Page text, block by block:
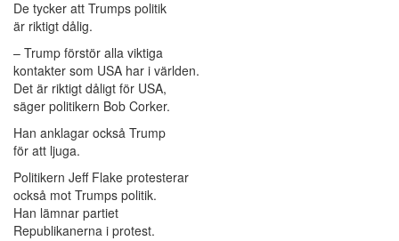
De tycker att Trumps politik
är riktigt dålig.
– Trump förstör alla viktiga
kontakter som USA har i världen.
Det är riktigt dåligt för USA,
säger politikern Bob Corker.
Han anklagar också Trump
för att ljuga.
Politikern Jeff Flake protesterar
också mot Trumps politik.
Han lämnar partiet
Republikanerna i protest.